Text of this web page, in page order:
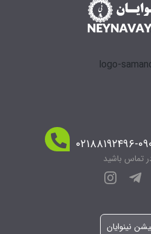
۰۹۰۳۶۵۵۶۲۰۸
تماس باشید
نینوایان